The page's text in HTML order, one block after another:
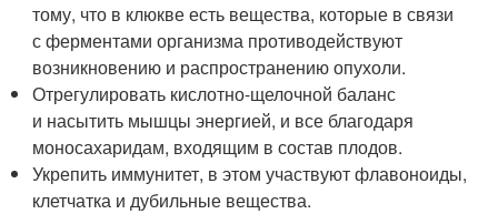
тому, что в клюкве есть вещества, которые в связи
с ферментами организма противодействуют
возникновению и распространению опухоли.
Отрегулировать кислотно-щелочной баланс
и насытить мышцы энергией, и все благодаря
моносахаридам, входящим в состав плодов.
Укрепить иммунитет, в этом участвуют флавоноиды,
клетчатка и дубильные вещества.